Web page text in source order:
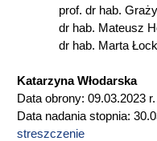
prof. dr hab.
dr hab. Mateusz
dr hab. Marta
Katarzyna Włodarska
Data obrony: 09.03.2023 r.
Data nadania stopnia:
streszczenie